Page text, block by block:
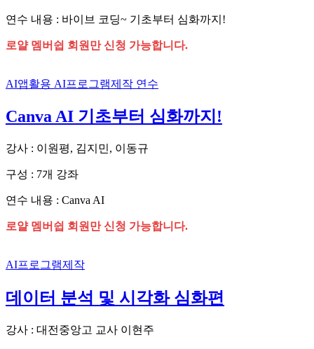
연수 내용 : 바이브 코딩~ 기초부터 심화까지!
로얄 멤버쉽 회원만 신청 가능합니다.
AI앱활용 AI프로그램제작 연수
Canva AI 기초부터 심화까지!
강사 : 이원평, 김지민, 이동규
구성 : 7개 강좌
연수 내용 : Canva AI
로얄 멤버쉽 회원만 신청 가능합니다.
AI프로그램제작
데이터 분석 및 시각화 심화편
강사 : 대전중앙고 교사 이현주